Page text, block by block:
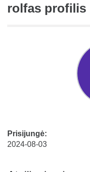
rolfas profilis
Prisijungė:
2024-08-03